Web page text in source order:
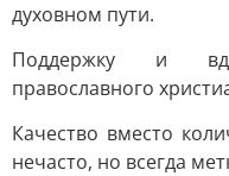
духовном пути.
Поддержку и
православного
Качество вместо
нечасто, но всегда